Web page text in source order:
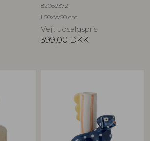
82069372
L50xW50 cm
Vejl. udsalgspris
399,00 DKK